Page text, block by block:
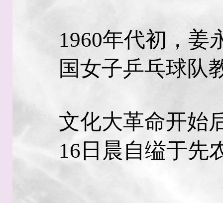
1960年代初，姜
国女子乒乓球队
文化大革命开始
16日晨自缢于先